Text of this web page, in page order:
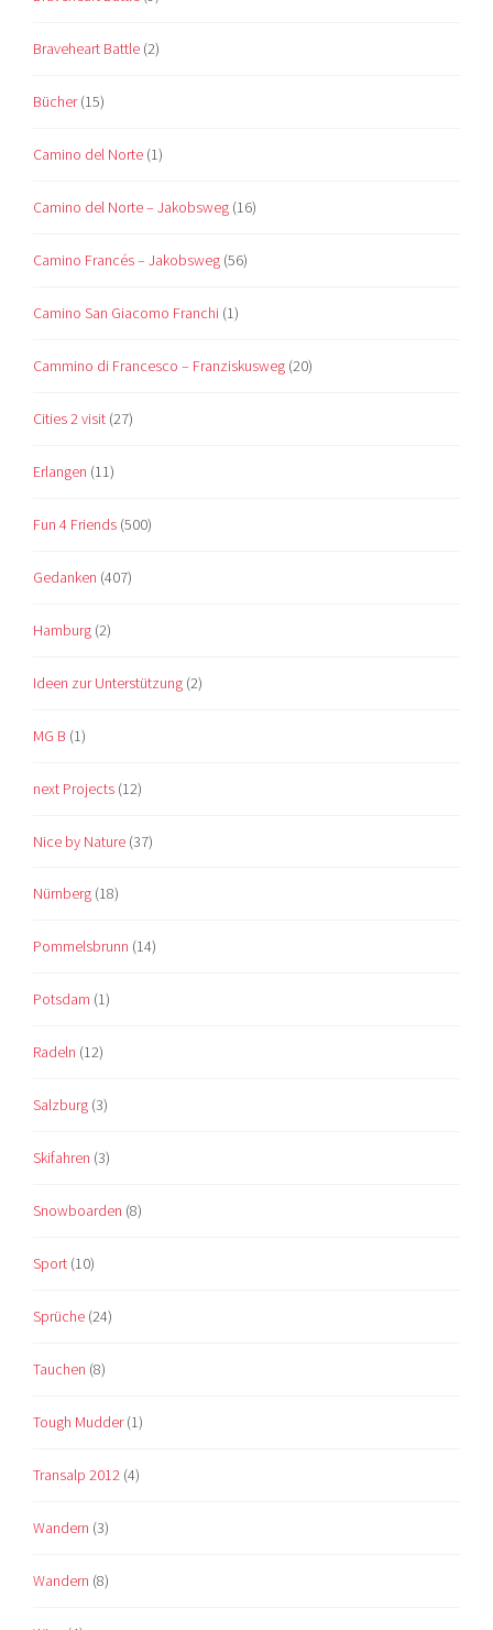
Braveheart Battle (2)
Bücher(15)
Camino del Norte (1)
Camino del Norte – Jakobsweg (16)
Camino Francés – Jakobsweg (56)
Camino San Giacomo Franchi (1)
Cammino di Francesco – Franziskusweg (20)
Cities 2 visit (27)
Erlangen (11)
Fun 4 Friends (500)
Gedanken (407)
Hamburg (2)
Ideen zur Unterstützung (2)
MG B (1)
next Projects (12)
Nice by Nature (37)
Nürnberg (18)
Pommelsbrunn (14)
Potsdam (1)
Radeln (12)
Salzburg (3)
Skifahren (3)
Snowboarden (8)
Sport (10)
Sprüche (24)
Tauchen (8)
Tough Mudder(1)
Transalp 2012 (4)
Wandern (3)
Wandern (8)